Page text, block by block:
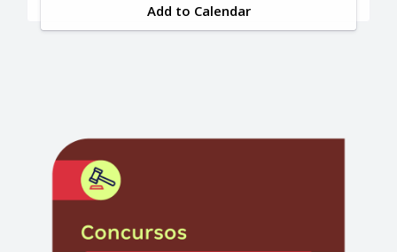
Add to Calendar